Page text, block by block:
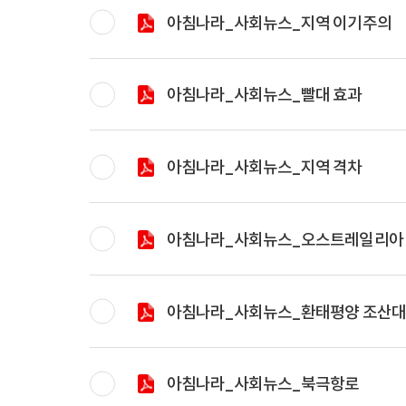
아침나라_사회뉴스_지역 이기주의
아침나라_사회뉴스_빨대 효과
아침나라_사회뉴스_지역 격차
아침나라_사회뉴스_오스트레일리
아침나라_사회뉴스_환태평양 조산대
아침나라_사회뉴스_북극항로